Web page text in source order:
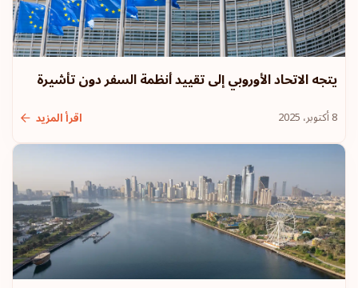
يتجه الاتحاد الأوروبي إلى تقييد أنظمة السفر دون تأشيرة
8 أكتوبر، 2025 اقرأ المزيد